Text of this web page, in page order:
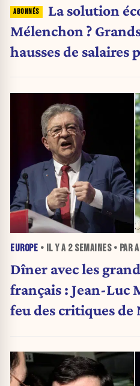
La solution
Mélenchon ?
hausses de salaires
EUROPE • IL Y A 2 SEMAINES• PAR
Dîner avec les
français : Jean-Luc
feu des critiques